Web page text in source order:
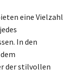
eine Vielzahl
In den
der stilvollen